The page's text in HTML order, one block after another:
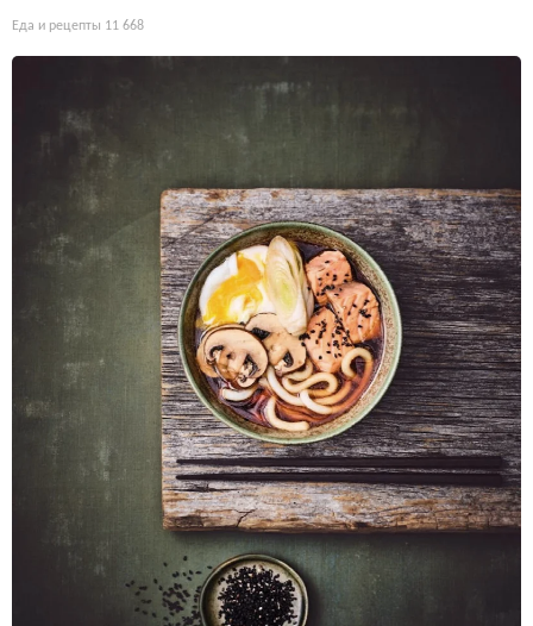
Еда и рецепты 11 668